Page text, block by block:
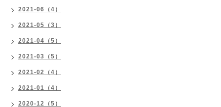
2021-06（4）
2021-05（3）
2021-04（5）
2021-03（5）
2021-02（4）
2021-01（4）
2020-12（5）